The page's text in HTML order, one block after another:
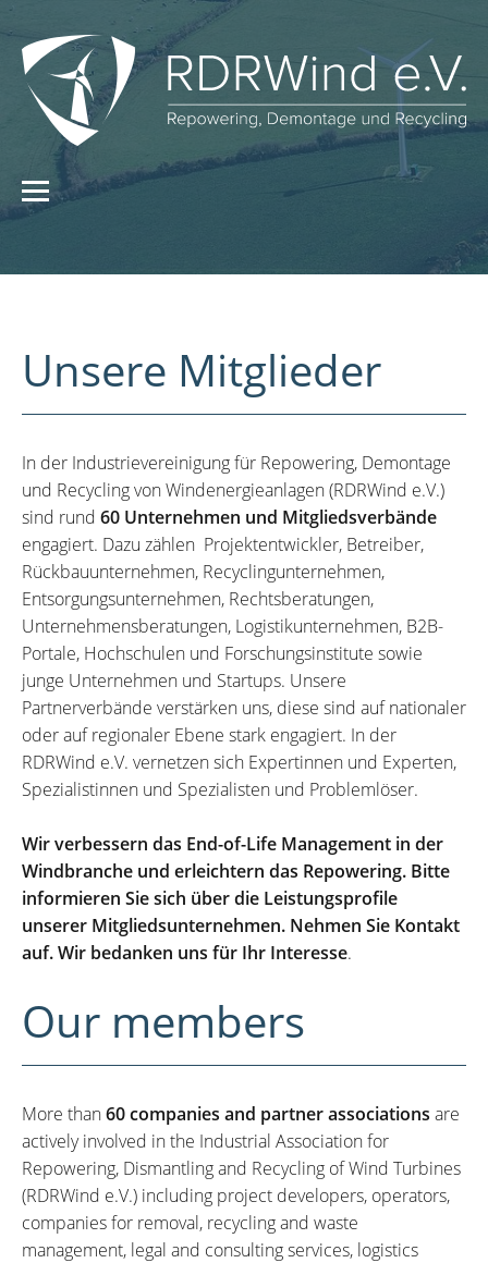
Unsere Mitglieder
In der Industrievereinigung für Repowering, Demontage
und Recycling von Windenergieanlagen (RDRWind e.V.)
sind rund 60 Unternehmen und Mitgliedsverbände
engagiert. Dazu zählen Projektentwickler, Betreiber,
Rückbauunternehmen, Recyclingunternehmen,
Entsorgungsunternehmen, Rechtsberatungen,
Unternehmensberatungen, Logistikunternehmen, B2B-
Portale, Hochschulen und Forschungsinstitute sowie
junge Unternehmen und Startups. Unsere
Partnerverbände verstärken uns, diese sind auf nationaler
oder auf regionaler Ebene stark engagiert. In der
RDRWind e.V. vernetzen sich Expertinnen und Experten,
Spezialistinnen und Spezialisten und Problemlöser.
Wir verbessern das End-of-Life Management in der
Windbranche und erleichtern das Repowering. Bitte
informieren Sie sich über die Leistungsprofile
unserer Mitgliedsunternehmen. Nehmen Sie Kontakt
auf. Wir bedanken uns für Ihr Interesse.
Our members
More than60 companies and partner associations are
actively involved in the Industrial Association for
Repowering, Dismantling and Recycling of Wind Turbines
(RDRWind e.V.) including project developers, operators,
companies for removal, recycling and waste
management, legal and consulting services, logistics